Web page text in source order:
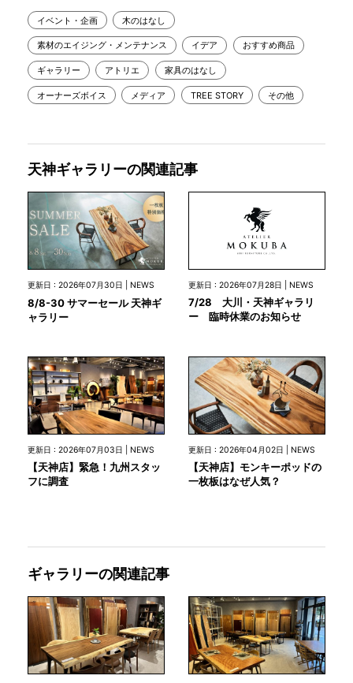
イベント・企画 木のはなし
素材のエイジング・メンテナンス イデア おすすめ商品
ギャラリー アトリエ 家具のはなし
オーナーズボイス メディア TREE STORY その他
天神ギャラリーの関連記事
更新日 : 2026年07月30日 | NEWS
8/8-30 サマーセール 天神ギ
ャラリー
更新日 : 2026年07月28日 | NEWS
7/28 大川・天神ギャラリ
ー 臨時休業のお知らせ
更新日 : 2026年07月03日 | NEWS
【天神店】緊急！九州スタッ
フに調査
更新日 : 2026年04月02日 | NEWS
【天神店】モンキーポッドの
一枚板はなぜ人気？
ギャラリーの関連記事